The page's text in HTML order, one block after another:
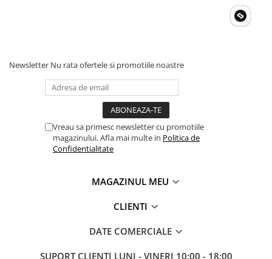
Tahometre
Telemetre
Termometre
Multimetre de Banc
Accesorii instrumente de masura
Newsletter Nu rata ofertele si promotiile noastre
Vreau sa primesc newsletter cu promotiile
magazinului. Afla mai multe in Politica de
Confidentialitate
MAGAZINUL MEU
CLIENTI
DATE COMERCIALE
SUPORT CLIENTI LUNI - VINERI 10:00 - 18:00